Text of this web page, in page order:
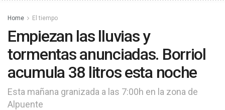
Home El tiempo
Empiezan las lluvias y
tormentas anunciadas. Borriol
acumula 38 litros esta noche
Esta mañana granizada a las 7:00h en la zona de
Alpuente